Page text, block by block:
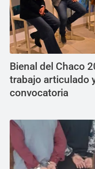
Bienal del Chaco
trabajo articulado
convocatoria